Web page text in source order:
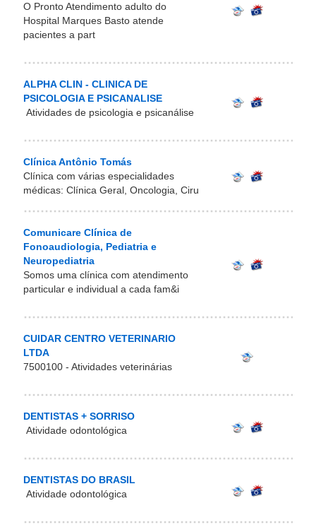
O Pronto Atendimento adulto do
Hospital Marques Basto atende
pacientes a part
ALPHA CLIN - CLINICA DE
PSICOLOGIA E PSICANALISE
Atividades de psicologia e psicanálise
Clínica Antônio Tomás
Clínica com várias especialidades
médicas: Clínica Geral, Oncologia, Ciru
Comunicare Clínica de
Fonoaudiologia, Pediatria e
Neuropediatria
Somos uma clínica com atendimento
particular e individual a cada fam&i
CUIDAR CENTRO VETERINARIO
LTDA
7500100 - Atividades veterinárias
DENTISTAS + SORRISO
Atividade odontológica
DENTISTAS DO BRASIL
Atividade odontológica